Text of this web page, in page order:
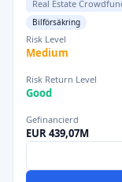
Real Estate
Bilförsäkring
Risk Level
Medium
Risk Return Level
Good
Gefinancierd
EUR 439,07M